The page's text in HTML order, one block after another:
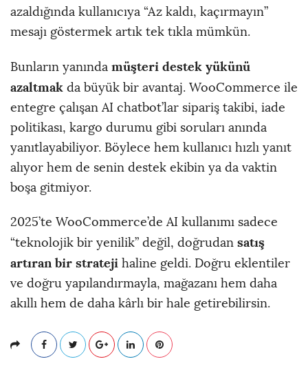
azaldığında kullanıcıya “Az kaldı, kaçırmayın”
mesajı göstermek artık tek tıkla mümkün.
Bunların yanında müşteri destek yükünü
azaltmak da büyük bir avantaj. WooCommerce ile
entegre çalışan AI chatbot’lar sipariş takibi, iade
politikası, kargo durumu gibi soruları anında
yanıtlayabiliyor. Böylece hem kullanıcı hızlı yanıt
alıyor hem de senin destek ekibin ya da vaktin
boşa gitmiyor.
2025’te WooCommerce’de AI kullanımı sadece
“teknolojik bir yenilik” değil, doğrudan satış
artıran bir strateji haline geldi. Doğru eklentiler
ve doğru yapılandırmayla, mağazanı hem daha
akıllı hem de daha kârlı bir hale getirebilirsin.